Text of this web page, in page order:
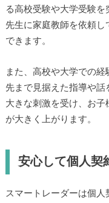
る高校受験や大学受験
先生に家庭教師を依頼
できます。
また、高校や大学での
先まで見据えた指導や話
大きな刺激を受け、お
が大きく上がります。
安心して個人契
スマートレーダーは個